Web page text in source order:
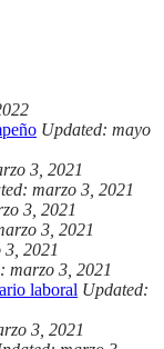
Updated: mayo
3, 2021
marzo 3, 2021
3, 2021
3, 2021
2021
marzo 3, 2021
laboral Updated:
3, 2021